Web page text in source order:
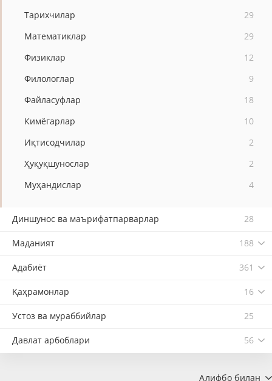
Тарихчилар
29
Математиклар
29
Физиклар
12
Филологлар
9
Файласуфлар
18
Кимёгарлар
10
Иқтисодчилар
2
Ҳуқуқшунослар
2
Муҳандислар
4
Диншунос ва маърифатпарварлар 28
Маданият 188
Адабиёт 361
Қаҳрамонлар 16
Устоз ва мураббийлар 25
Давлат арбоблари 56
Алифбо билан